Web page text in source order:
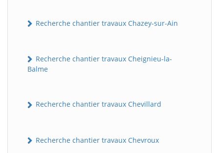
Recherche chantier travaux Chazey-sur-Ain
Recherche chantier travaux Cheignieu-la-
Balme
Recherche chantier travaux Chevillard
Recherche chantier travaux Chevroux